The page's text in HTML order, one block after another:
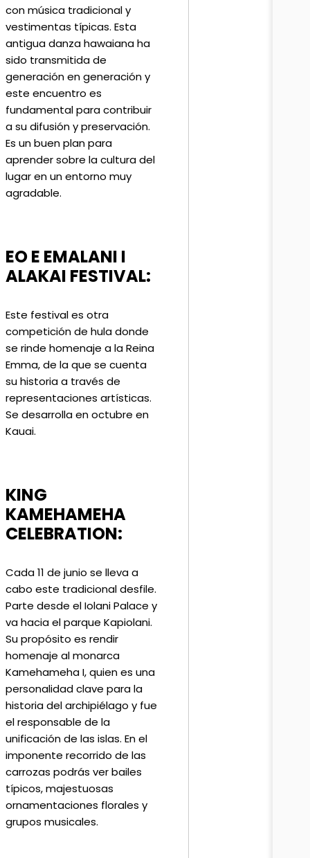
con música tradicional y
vestimentas típicas. Esta
antigua danza hawaiana ha
sido transmitida de
generación en generación y
este encuentro es
fundamental para contribuir
a su difusión y preservación.
Es un buen plan para
aprender sobre la cultura del
lugar en un entorno muy
agradable.
EO E EMALANI I
ALAKAI FESTIVAL:
Este festival es otra
competición de hula donde
se rinde homenaje a la Reina
Emma, de la que se cuenta
su historia a través de
representaciones artísticas.
Se desarrolla en octubre en
Kauai.
KING
KAMEHAMEHA
CELEBRATION:
Cada 11 de junio se lleva a
cabo este tradicional desfile.
Parte desde el Iolani Palace y
va hacia el parque Kapiolani.
Su propósito es rendir
homenaje al monarca
Kamehameha I, quien es una
personalidad clave para la
historia del archipiélago y fue
el responsable de la
unificación de las islas. En el
imponente recorrido de las
carrozas podrás ver bailes
típicos, majestuosas
ornamentaciones florales y
grupos musicales.